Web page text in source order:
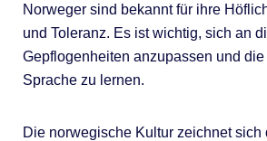
Norweger sind bekannt für ihre
und Toleranz. Es ist wichtig, sich an
Gepflogenheiten anzupassen und
Sprache zu lernen.
Die norwegische Kultur zeichnet sich